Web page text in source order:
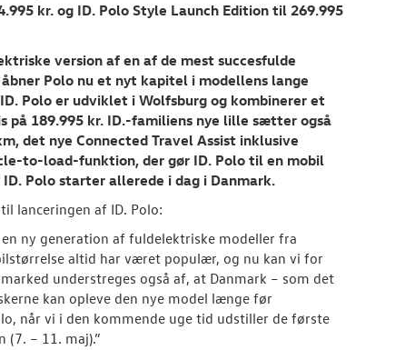
kr. og ID. Polo Style Launch Edition til 269.995
version af en af de mest succesfulde
Polo nu et nyt kapitel i modellens lange
Polo er udviklet i Wolfsburg og kombinerer et
189.995 kr. ID.-familiens nye lille sætter også
det nye Connected Travel Assist inklusive
to-load-funktion, der gør ID. Polo til en mobil
Polo starter allerede i dag i Danmark.
lanceringen af ID. Polo:
ny generation af fuldelektriske modeller fra
altid har været populær, og nu kan vi for
understreges også af, at Danmark – som det
kan opleve den nye model længe før
når vi i den kommende uge tid udstiller de første
(7. – 11. maj).”